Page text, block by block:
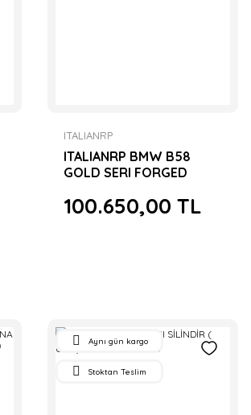
ITALIANRP
ITALIANRP BMW B58
GOLD SERI FORGED
100.650,00 TL
Aynı gün kargo
Stoktan Teslim